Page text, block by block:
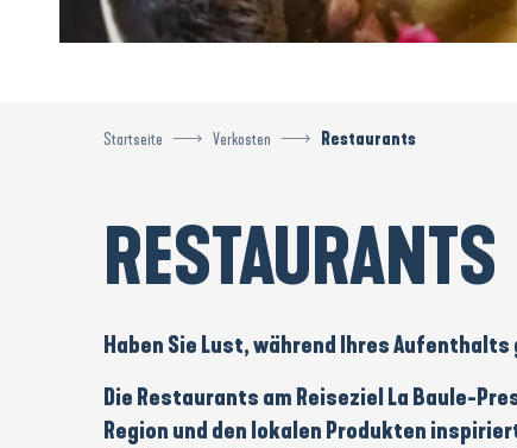
Startseite Verkosten Restaurants
RESTAURANTS
Haben Sie Lust, während Ihres Aufenthalts
Die Restaurants am Reiseziel La Baule-
Region und den lokalen Produkten